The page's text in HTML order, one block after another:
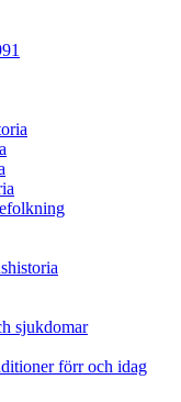
sjukdomar
förr och idag